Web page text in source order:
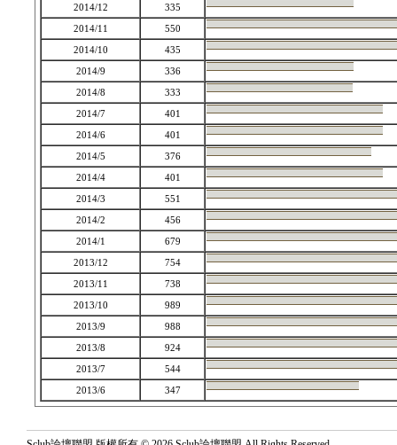
2014/12
335
2014/11
550
2014/10
435
2014/9
336
2014/8
333
2014/7
401
2014/6
401
2014/5
376
2014/4
401
2014/3
551
2014/2
456
2014/1
679
2013/12
754
2013/11
738
2013/10
989
2013/9
988
2013/8
924
2013/7
544
2013/6
347